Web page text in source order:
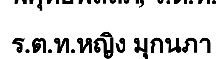
ร.ต.ท.หญิง มุกนภา